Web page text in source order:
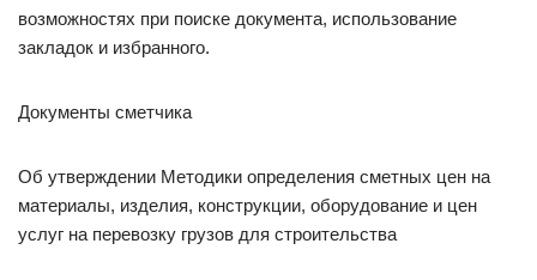
возможностях при поиске документа, использование
закладок и избранного.
Документы сметчика
Об утверждении Методики определения сметных цен на
материалы, изделия, конструкции, оборудование и цен
услуг на перевозку грузов для строительства